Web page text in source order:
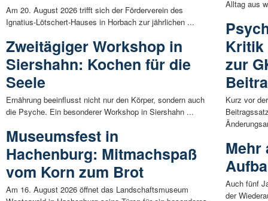
Am 20. August 2026 trifft sich der Förderverein des
Ignatius-Lötschert-Hauses in Horbach zur jährlichen ...
Zweitägiger Workshop in
Siershahn: Kochen für die
Seele
Ernährung beeinflusst nicht nur den Körper, sondern auch
die Psyche. Ein besonderer Workshop in Siershahn ...
Museumsfest in
Hachenburg: Mitmachspaß
vom Korn zum Brot
Am 16. August 2026 öffnet das Landschaftsmuseum
Alltag aus
Kritik
zur
Kurz vor
Mehr
Auch fünf
der